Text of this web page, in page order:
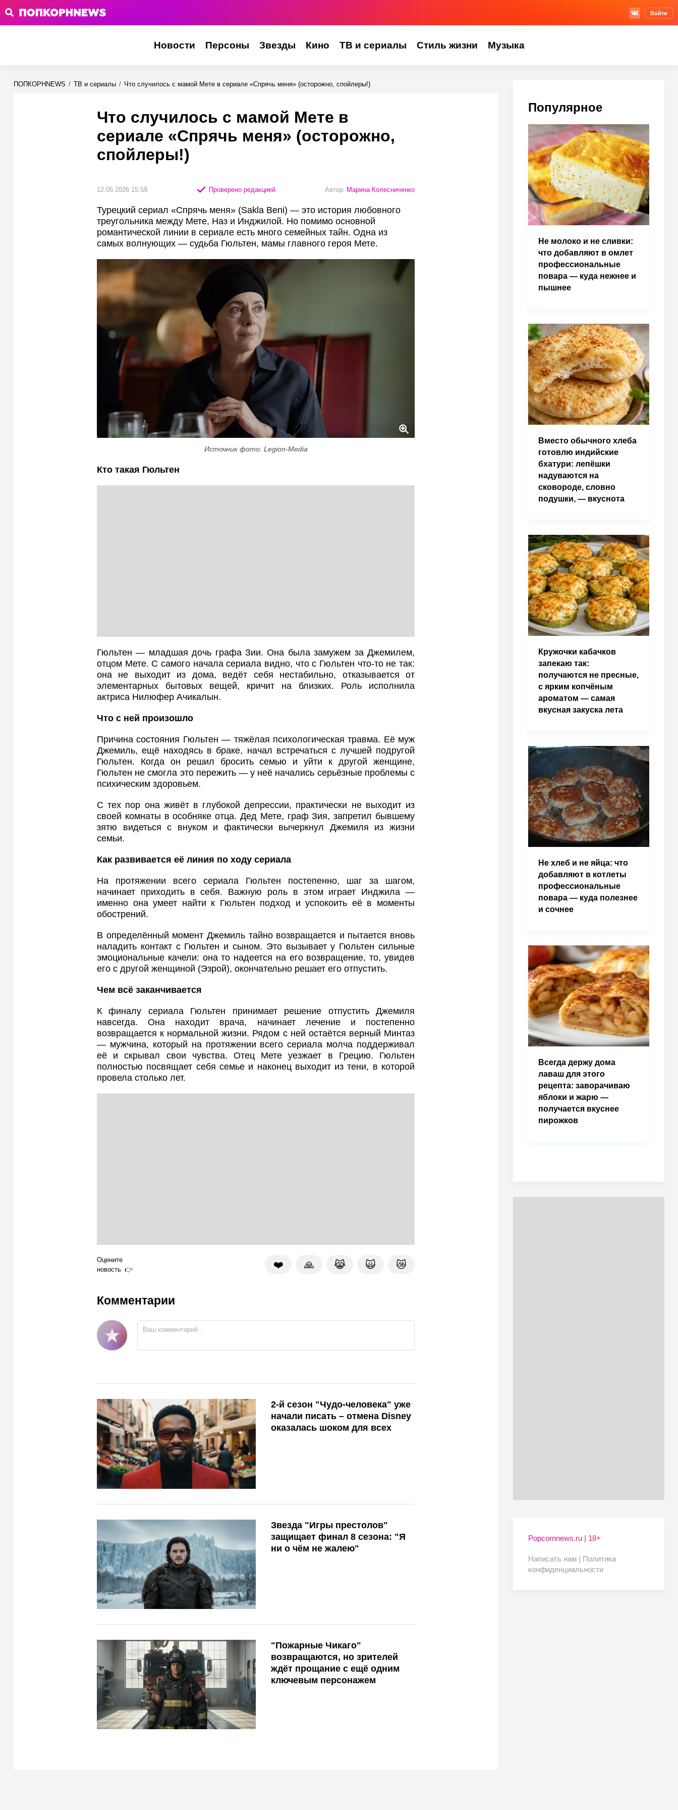
Войти
Новости Персоны Звезды Кино ТВ и сериалы Стиль жизни Музыка
ПОПКОРНNEWS / ТВ и сериалы / Что случилось с мамой Мете в сериале «Спрячь меня» (осторожно, спойлеры!)
Что случилось с мамой Мете в
сериале «Спрячь меня» (осторожно,
спойлеры!)
12.05.2026 15:59 Проверено редакцией Автор: Марина Колесниченко
Турецкий сериал «Спрячь меня» (Sakla Beni) — это история любовного
треугольника между Мете, Наз и Инджилой. Но помимо основной
романтической линии в сериале есть много семейных тайн. Одна из
самых волнующих — судьба Гюльтен, мамы главного героя Мете.
Источник фото: Legion-Media
Кто такая Гюльтен
Гюльтен — младшая дочь графа Зии. Она была замужем за Джемилем,
отцом Мете. С самого начала сериала видно, что с Гюльтен что-то не так:
она не выходит из дома, ведёт себя нестабильно, отказывается от
элементарных бытовых вещей, кричит на близких. Роль исполнила
актриса Нилюфер Ачикалын.
Что с ней произошло
Причина состояния Гюльтен — тяжёлая психологическая травма. Её муж
Джемиль, ещё находясь в браке, начал встречаться с лучшей подругой
Гюльтен. Когда он решил бросить семью и уйти к другой женщине,
Гюльтен не смогла это пережить — у неё начались серьёзные проблемы с
психическим здоровьем.
С тех пор она живёт в глубокой депрессии, практически не выходит из
своей комнаты в особняке отца. Дед Мете, граф Зия, запретил бывшему
зятю видеться с внуком и фактически вычеркнул Джемиля из жизни
семьи.
Как развивается её линия по ходу сериала
На протяжении всего сериала Гюльтен постепенно, шаг за шагом,
начинает приходить в себя. Важную роль в этом играет Инджила —
именно она умеет найти к Гюльтен подход и успокоить её в моменты
обострений.
В определённый момент Джемиль тайно возвращается и пытается вновь
наладить контакт с Гюльтен и сыном. Это вызывает у Гюльтен сильные
эмоциональные качели: она то надеется на его возвращение, то, увидев
его с другой женщиной (Эзрой), окончательно решает его отпустить.
Чем всё заканчивается
К финалу сериала Гюльтен принимает решение отпустить Джемиля
навсегда. Она находит врача, начинает лечение и постепенно
возвращается к нормальной жизни. Рядом с ней остаётся верный Минтаз
— мужчина, который на протяжении всего сериала молча поддерживал
её и скрывал свои чувства. Отец Мете уезжает в Грецию. Гюльтен
полностью посвящает себя семье и наконец выходит из тени, в которой
провела столько лет.
Оцените
новость
❤️ 🙏 😹 🙀 😿
Комментарии
2-й сезон "Чудо-человека" уже
начали писать – отмена Disney
оказалась шоком для всех
Звезда "Игры престолов"
защищает финал 8 сезона: "Я
ни о чём не жалею"
"Пожарные Чикаго"
возвращаются, но зрителей
ждёт прощание с ещё одним
ключевым персонажем
Популярное
Не молоко и не сливки:
что добавляют в омлет
профессиональные
повара — куда нежнее и
пышнее
Вместо обычного хлеба
готовлю индийские
бхатури: лепёшки
надуваются на
сковороде, словно
подушки, — вкуснота
Кружочки кабачков
запекаю так:
получаются не пресные,
с ярким копчёным
ароматом — самая
вкусная закуска лета
Не хлеб и не яйца: что
добавляют в котлеты
профессиональные
повара — куда полезнее
и сочнее
Всегда держу дома
лаваш для этого
рецепта: заворачиваю
яблоки и жарю —
получается вкуснее
пирожков
Popcornnews.ru | 18+
Написать нам | Политика
конфиденциальности